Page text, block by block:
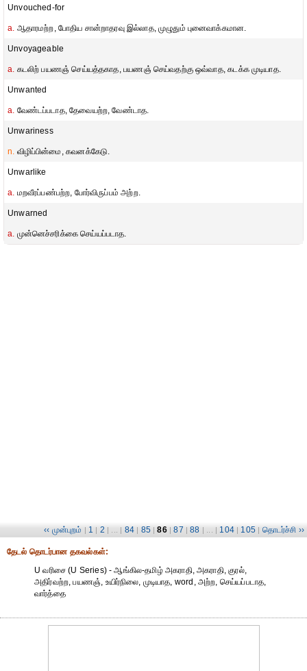
Unvouched-for
a. ஆதாரமற்ற, போதிய சான்றாதரவு இல்லாத, முழுதும் புனைவாக்கமான.
Unvoyageable
a. கடலிற் பயணஞ் செய்யத்தகாத, பயணஞ் செய்வதற்கு ஒவ்வாத, கடக்க முடியாத.
Unwanted
a. வேண்டப்படாத, தேவையற்ற, வேண்டாத.
Unwariness
n. விழிப்பின்மை, கவனக்கேடு.
Unwarlike
a. மறவீரப்பண்பற்ற, போர்விருப்பம் அற்ற.
Unwarned
a. முன்னெச்சரிக்கை செய்யப்படாத.
‹‹ முன்புறம் | 1 | 2 | ... | 84 | 85 | 86 | 87 | 88 | ... | 104 | 105 | தொடர்ச்சி ››
தேட‌ல் தொட‌ர்பான தகவ‌ல்க‌ள்:
U வரிசை (U Series) - ஆங்கில-தமிழ் அகராதி, அகராதி, குரல்,
அதிர்வற்ற, பயணஞ், உயிர்நிலை, முடியாத, word, அற்ற, செய்யப்படாத,
வார்த்தை